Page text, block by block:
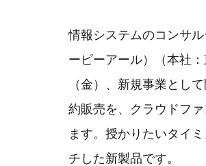
情報システムのコンサ
ーピーアール）（本社
（金）、新規事業とし
約販売を、クラウドフ
ます。授かりたいタイ
チした新製品です。